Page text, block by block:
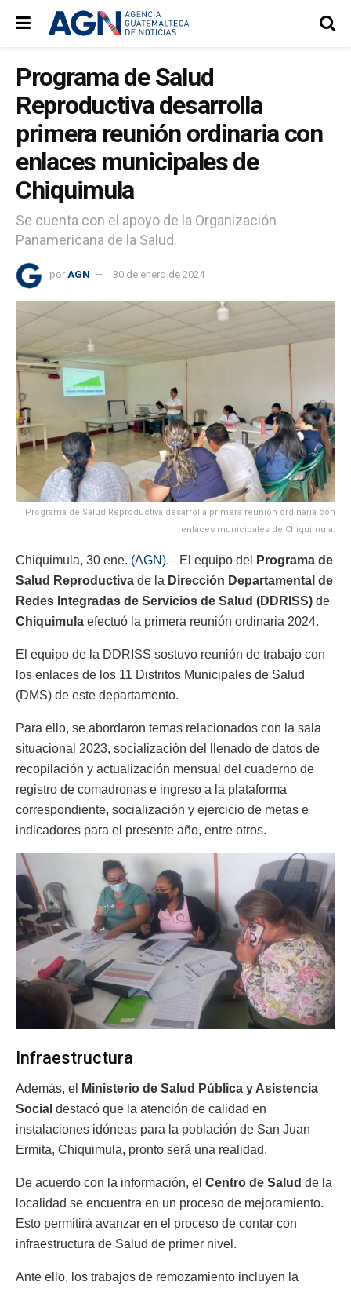
Programa de Salud
Reproductiva desarrolla
primera reunión ordinaria con
enlaces municipales de
Chiquimula
Se cuenta con el apoyo de la Organización
Panamericana de la Salud.
por AGN 30 de enero de 2024
Programa de Salud Reproductiva desarrolla primera reunión ordinaria con
enlaces municipales de Chiquimula.
Chiquimula, 30 ene. (AGN).– El equipo del
Programa de
Salud Reproductiva de la Dirección Departamental de
Redes Integradas de Servicios de Salud (DDRISS) de
Chiquimula efectuó la primera reunión ordinaria 2024.
El equipo de la DDRISS sostuvo reunión de trabajo con
los enlaces de los 11 Distritos Municipales de Salud
(DMS) de este departamento.
Para ello, se abordaron temas relacionados con la sala
situacional 2023, socialización del llenado de datos de
recopilación y actualización mensual del cuaderno de
registro de comadronas e ingreso a la plataforma
correspondiente, socialización y ejercicio de metas e
indicadores para el presente año, entre otros.
Infraestructura
Además, el
Ministerio de Salud Pública y Asistencia
Social destacó que la atención de calidad en
instalaciones idóneas para la población de San Juan
Ermita, Chiquimula, pronto será una realidad.
De acuerdo con la información, el Centro de Salud de la
localidad se encuentra en un proceso de mejoramiento.
Esto permitirá avanzar en el proceso de contar con
infraestructura de Salud de primer nivel.
Ante ello, los trabajos de remozamiento incluyen la